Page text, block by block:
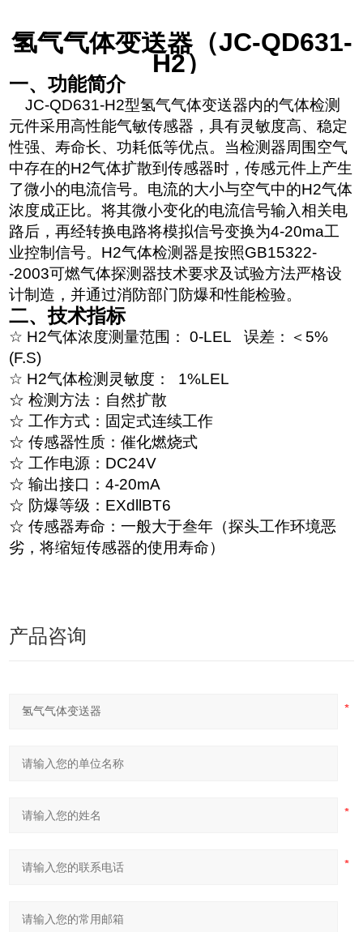
氢气气体变送器（JC-QD631-
H2）
一、功能简介
JC-QD631-H2型氢气气体变送器内的气体检测
元件采用高性能气敏传感器，具有灵敏度高、稳定
性强、寿命长、功耗低等优点。当检测器周围空气
中存在的H2气体扩散到传感器时，传感元件上产生
了微小的电流信号。电流的大小与空气中的H2气体
浓度成正比。将其微小变化的电流信号输入相关电
路后，再经转换电路将模拟信号变换为4-20ma工
业控制信号。H2气体检测器是按照GB15322-
-2003可燃气体探测器技术要求及试验方法严格设
计制造，并通过消防部门防爆和性能检验。
二、技术指标
☆ H2气体浓度测量范围： 0-LEL 误差：＜5%
(F.S)
☆ H2气体检测灵敏度： 1%LEL
☆ 检测方法：自然扩散
☆ 工作方式：固定式连续工作
☆ 传感器性质：催化燃烧式
☆ 工作电源：DC24V
☆ 输出接口：4-20mA
☆ 防爆等级：EXdllBT6
☆ 传感器寿命：一般大于叁年（探头工作环境恶
劣，将缩短传感器的使用寿命）
产品咨询